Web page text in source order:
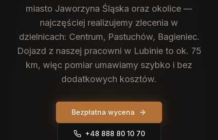
miasto Jaworzyna Śląska oraz okolice —
najczęściej realizujemy zlecenia w
dzielnicach: Centrum, Pastuchów, Bagieniec.
Dojazd z naszej pracowni w Lubinie to ok. 75
km, więc pomiar umawiamy szybko i bez
dodatkowych kosztów.
Bezpłatna wycena
+48 888 80 10 70